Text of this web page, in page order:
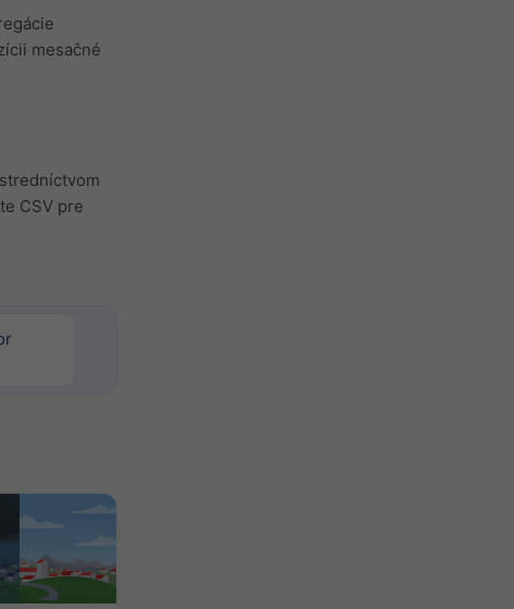
mesačné
CSV pre